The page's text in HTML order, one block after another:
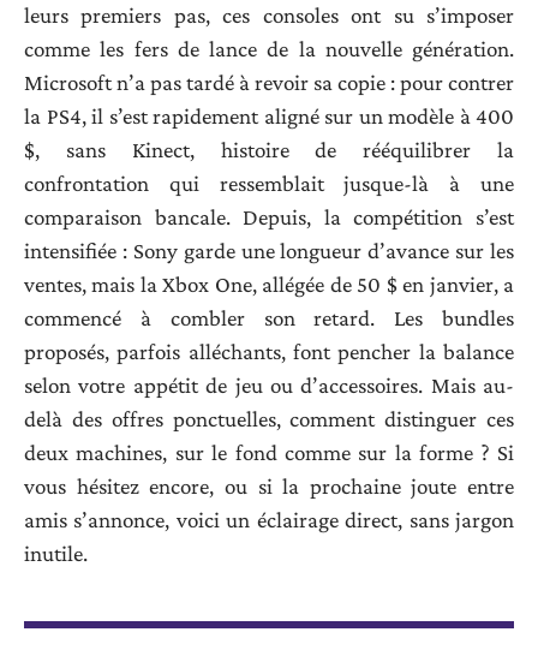
leurs premiers pas, ces consoles ont su s’imposer
comme les fers de lance de la nouvelle génération.
Microsoft n’a pas tardé à revoir sa copie : pour contrer
la PS4, il s’est rapidement aligné sur un modèle à 400
$, sans Kinect, histoire de rééquilibrer la
confrontation qui ressemblait jusque-là à une
comparaison bancale. Depuis, la compétition s’est
intensifiée : Sony garde une longueur d’avance sur les
ventes, mais la Xbox One, allégée de 50 $ en janvier, a
commencé à combler son retard. Les bundles
proposés, parfois alléchants, font pencher la balance
selon votre appétit de jeu ou d’accessoires. Mais au-
delà des offres ponctuelles, comment distinguer ces
deux machines, sur le fond comme sur la forme ? Si
vous hésitez encore, ou si la prochaine joute entre
amis s’annonce, voici un éclairage direct, sans jargon
inutile.